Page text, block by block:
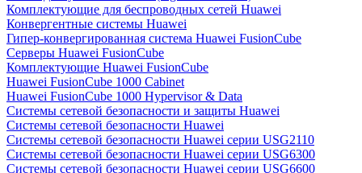
Комплектующие для беспроводных сетей Huawei
Конвергентные системы Huawei
Гипер-конвергированная система Huawei FusionCube
Серверы Huawei FusionCube
Комплектующие Huawei FusionCube
Huawei FusionCube 1000 Cabinet
Huawei FusionCube 1000 Hypervisor & Data
Системы сетевой безопасности и защиты Huawei
Системы сетевой безопасности Huawei
Системы сетевой безопасности Huawei серии USG2110
Системы сетевой безопасности Huawei серии USG6300
Системы сетевой безопасности Huawei серии USG6600